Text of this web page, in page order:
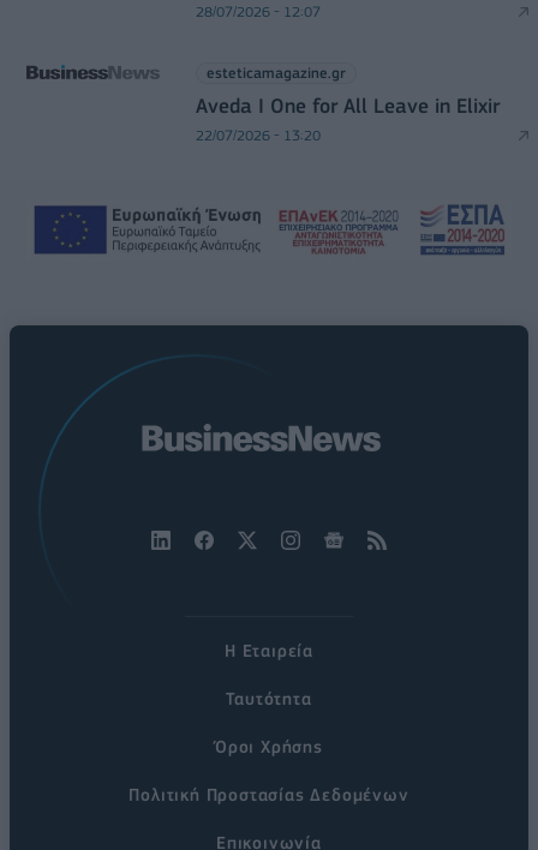
28/07/2026 - 12:07
esteticamagazine.gr
Aveda I One for All Leave in Elixir
22/07/2026 - 13:20
Η Εταιρεία
Ταυτότητα
Όροι Χρήσης
Πολιτική Προστασίας Δεδομένων
Επικοινωνία